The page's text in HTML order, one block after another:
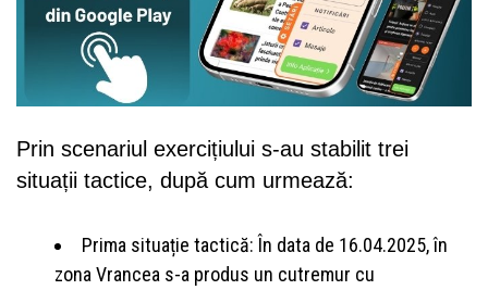
Prin scenariul exercițiului s-au stabilit trei
situații tactice, după cum urmează:
Prima situație tactică: În data de 16.04.2025, în
zona Vrancea s-a produs un cutremur cu